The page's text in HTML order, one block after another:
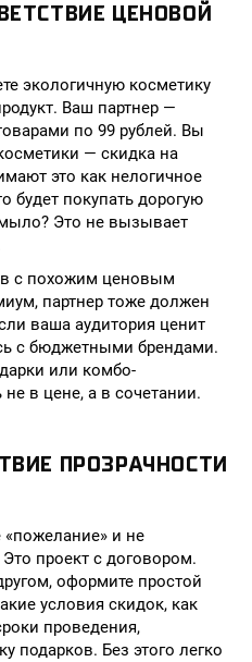
ЦЕНОВОЙ
экологичную косметику
Ваш партнер —
по 99 рублей. Вы
— скидка на
это как нелогичное
будет покупать дорогую
Это не вызывает
с похожим ценовым
партнер тоже должен
ваша аудитория ценит
с бюджетными брендами.
или комбо-
в цене, а в сочетании.
ПРОЗРАЧНОСТИ
и не
проект с договором.
оформите простой
условия скидок, как
проведения,
подарков. Без этого легко